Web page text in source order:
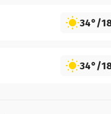
34°/
34°/